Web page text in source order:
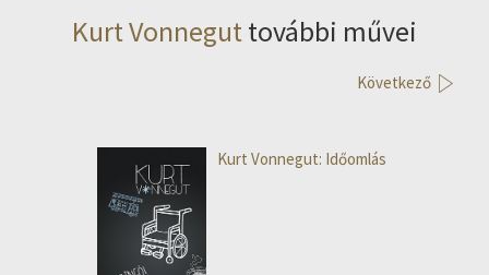
Kurt Vonneguttovábbi művei
Következő
Kurt Vonnegut: Időomlás